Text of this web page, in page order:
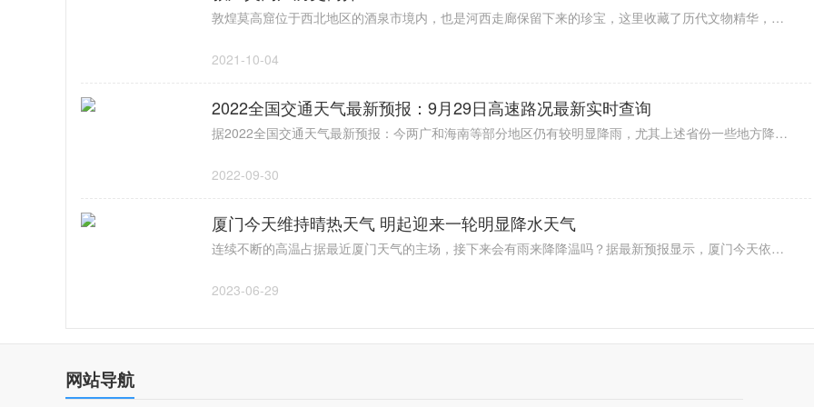
敦煌莫高窟位于西北地区的酒泉市境内，也是河西走廊保留下来的珍宝，这里收藏了历代文物精华，成为闻名中外的宝库，文化研究价值极高，成为非常热门的旅游名胜古迹。
2021-10-04
2022全国交通天气最新预报：9月29日高速路况最新实时查询
据2022全国交通天气最新预报：今两广和海南等部分地区仍有较明显降雨，尤其上述省份一些地方降雨量可达大暴雨级别，出行注意安全。雷暴方面，浙江、广东、广西等局地有雷暴出没，注意防范。能见度情况，河北、辽宁、山东以及江苏等部分地区有雾，行车小心。具体情况一起来看看下面的9月29日高速路况最新实时查询。
2022-09-30
厦门今天维持晴热天气 明起迎来一轮明显降水天气
连续不断的高温占据最近厦门天气的主场，接下来会有雨来降降温吗？据最新预报显示，厦门今天依旧炎热。不过，雨有消息了。预计明天起厦门开始下雨，一直到周六，未来几天雨水都会光顾。受降水影响，气温终于是要降下来一点了，预计最高气温将回落至30℃。
2023-06-29
网站导航